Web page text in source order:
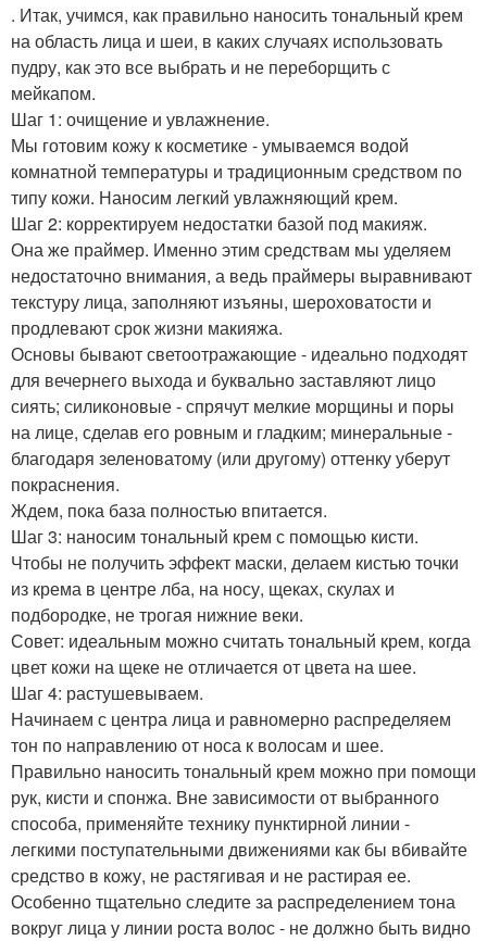
. Итак, учимся, как правильно наносить тональный крем
на область лица и шеи, в каких случаях использовать
пудру, как это все выбрать и не переборщить с
мейкапом.
Шаг 1: очищение и увлажнение.
Мы готовим кожу к косметике - умываемся водой
комнатной температуры и традиционным средством по
типу кожи. Наносим легкий увлажняющий крем.
Шаг 2: корректируем недостатки базой под макияж.
Она же праймер. Именно этим средствам мы уделяем
недостаточно внимания, а ведь праймеры выравнивают
текстуру лица, заполняют изъяны, шероховатости и
продлевают срок жизни макияжа.
Основы бывают светоотражающие - идеально подходят
для вечернего выхода и буквально заставляют лицо
сиять; силиконовые - спрячут мелкие морщины и поры
на лице, сделав его ровным и гладким; минеральные -
благодаря зеленоватому (или другому) оттенку уберут
покраснения.
Ждем, пока база полностью впитается.
Шаг 3: наносим тональный крем с помощью кисти.
Чтобы не получить эффект маски, делаем кистью точки
из крема в центре лба, на носу, щеках, скулах и
подбородке, не трогая нижние веки.
Совет: идеальным можно считать тональный крем, когда
цвет кожи на щеке не отличается от цвета на шее.
Шаг 4: растушевываем.
Начинаем с центра лица и равномерно распределяем
тон по направлению от носа к волосам и шее.
Правильно наносить тональный крем можно при помощи
рук, кисти и спонжа. Вне зависимости от выбранного
способа, применяйте технику пунктирной линии -
легкими поступательными движениями как бы вбивайте
средство в кожу, не растягивая и не растирая ее.
Особенно тщательно следите за распределением тона
вокруг лица у линии роста волос - не должно быть видно